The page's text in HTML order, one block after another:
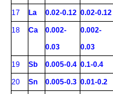
17 La 0.02-0.12 0.02-0.12
18 Ca
0.002-
0.03
0.002-
0.03
19 Sb 0.005-0.4 0.1-0.4
20 Sn 0.005-0.3 0.01-0.2